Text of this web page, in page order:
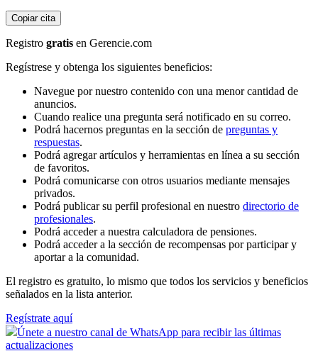
Copiar cita
Registro gratis en Gerencie.com
Regístrese y obtenga los siguientes beneficios:
Navegue por nuestro contenido con una menor cantidad de
anuncios.
Cuando realice una pregunta será notificado en su correo.
Podrá hacernos preguntas en la sección de preguntas y
respuestas.
Podrá agregar artículos y herramientas en línea a su sección
de favoritos.
Podrá comunicarse con otros usuarios mediante mensajes
privados.
Podrá publicar su perfil profesional en nuestro directorio de
profesionales.
Podrá acceder a nuestra calculadora de pensiones.
Podrá acceder a la sección de recompensas por participar y
aportar a la comunidad.
El registro es gratuito, lo mismo que todos los servicios y beneficios
señalados en la lista anterior.
Regístrate aquí
Únete a nuestro canal de WhatsApp para recibir las últimas
actualizaciones